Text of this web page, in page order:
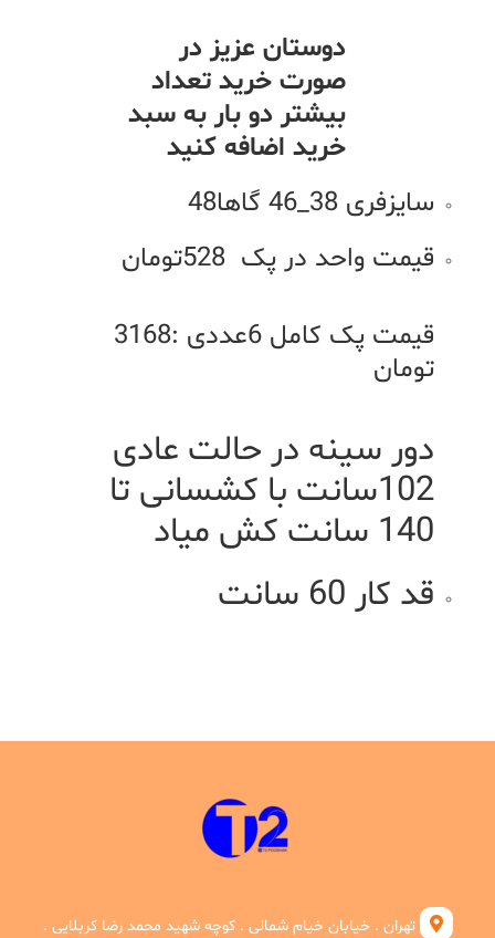
دوستان عزیز در
صورت خرید تعداد
بیشتر دو بار به سبد
خرید اضافه کنید
سایزفری 38_46 گاها48
قیمت واحد در پک 528تومان
قیمت پک کامل 6عددی :3168
تومان
دور سینه در حالت عادی
102سانت با کشسانی تا
140 سانت کش میاد
قد کار 60 سانت
تهران . خیابان خیام شمالی . کوچه شهید محمد رضا کربلایی .